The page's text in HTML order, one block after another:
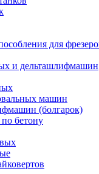
для
и дельташлифмашин
машин
(болгарок)
бетону